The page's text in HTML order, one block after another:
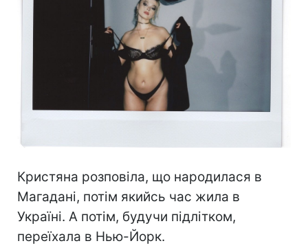
Кристяна розповіла, що народилася в
Магадані, потім якийсь час жила в
Україні. А потім, будучи підлітком,
переїхала в Нью-Йорк.